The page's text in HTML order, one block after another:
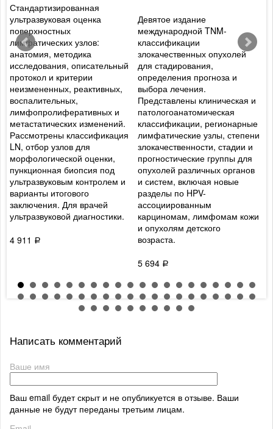
Стандартизированная
ультразвуковая оценка
поверхностных
лимфатических узлов:
анатомия, методика
исследования, описательный
протокол и критерии
неизмененных, реактивных,
воспалительных,
лимфопролиферативных и
метастатических изменений.
Рассмотрены классификация
LN, отбор узлов для
морфологической оценки,
пункционная биопсия под
ультразвуковым контролем и
варианты итогового
заключения. Для врачей
ультразвуковой диагностики.
4 911
Р
Девятое издание
международной TNM-
классификации
злокачественных опухолей
для стадирования,
определения прогноза и
выбора лечения.
Представлены клиническая и
патологоанатомическая
классификации, регионарные
лимфатические узлы, степени
злокачественности, стадии и
прогностические группы для
опухолей различных органов
и систем, включая новые
разделы по HPV-
ассоциированным
карциномам, лимфомам кожи
и опухолям детского
возраста.
5 694 Р
Написать комментарий
Ваше имя
Ваш email будет скрыт и не опубликуется в отзыве. Ваши
данные не будут переданы третьим лицам.